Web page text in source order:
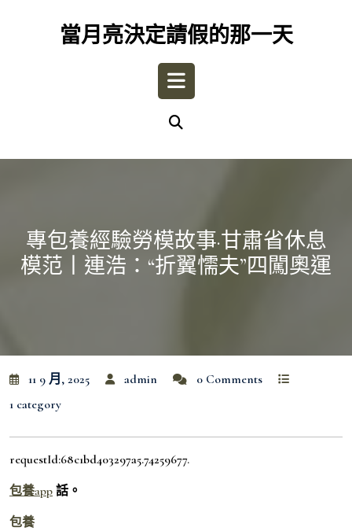
當月亮決定請假的那一天
Open
專包養經驗勞模故事·甘肅省休息
模范丨連浩：“折翼懦夫”四闖奧運
11 9 月, 2025 admin
0 Comments
1 category
requestId:68c1bd403297a5.74259677.
包養app 話。
包養